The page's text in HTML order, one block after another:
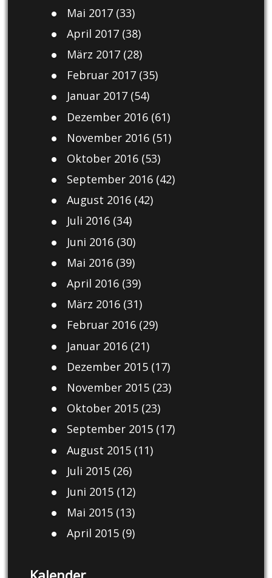
Mai 2017(33)
April 2017(38)
März 2017(28)
Februar 2017(35)
Januar 2017(54)
Dezember 2016(61)
November 2016(51)
Oktober 2016(53)
September 2016(42)
August 2016(42)
Juli 2016(34)
Juni 2016(30)
Mai 2016(39)
April 2016(39)
März 2016(31)
Februar 2016(29)
Januar 2016(21)
Dezember 2015(17)
November 2015(23)
Oktober 2015(23)
September 2015(17)
August 2015(11)
Juli 2015(26)
Juni 2015(12)
Mai 2015(13)
April 2015(9)